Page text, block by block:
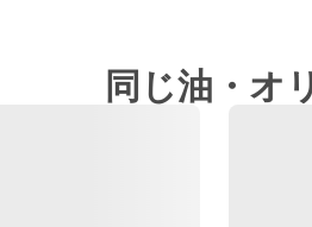
同じ油・オ